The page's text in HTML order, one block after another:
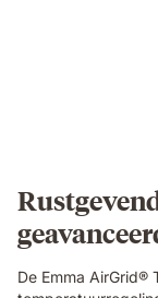
the
Emma
Original
Elite
mattress,
De Emma AirGrid®